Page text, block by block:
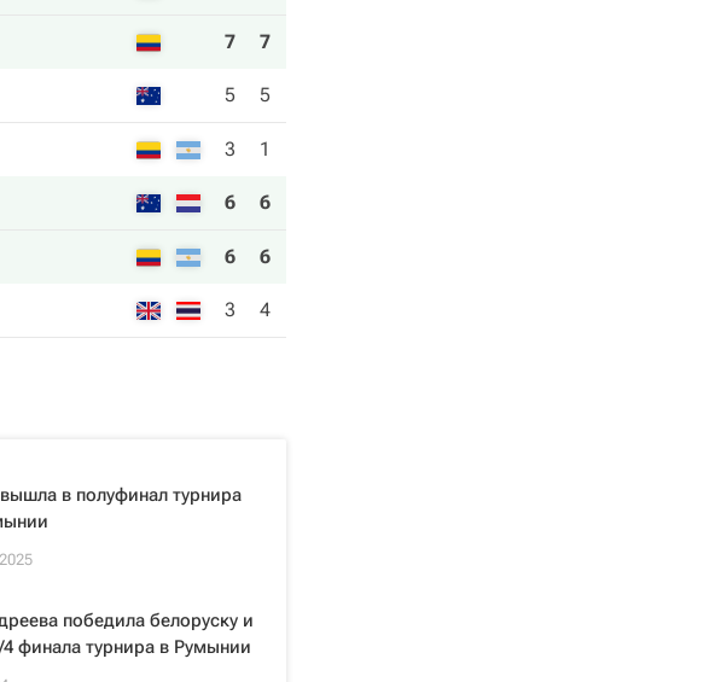
7 7
5 5
3 1
6 6
6 6
3 4
в полуфинал турнира
победила белоруску и
финала турнира в Румынии